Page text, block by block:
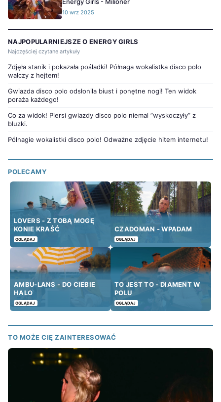
10 wrz 2025
NAJPOPULARNIEJSZE O ENERGY GIRLS
Najczęściej czytane artykuły
Zdjęła stanik i pokazała pośladki! Półnaga wokalistka disco polo
walczy z hejtem!
Gwiazda disco polo odsłoniła biust i ponętne nogi! Ten widok
poraża każdego!
Co za widok! Piersi gwiazdy disco polo niemal ”wyskoczyły” z
bluzki.
Półnagie wokalistki disco polo! Odważne zdjęcie hitem internetu!
POLECAMY
LOVERS - Z TOBĄ MOGĘ
KONIE KRAŚĆ
OGLĄDAJ
CZADOMAN - WPADAM
OGLĄDAJ
AMBU-LANS - DO CIEBIE
HALO
OGLĄDAJ
TO JEST TO - DIAMENT W
POLU
OGLĄDAJ
TO MOŻE CIĘ ZAINTERESOWAĆ